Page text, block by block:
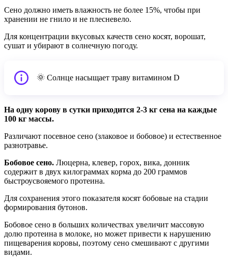
Сено должно иметь влажность не более 15%, чтобы при
хранении не гнило и не плесневело.
Для концентрации вкусовых качеств сено косят, ворошат,
сушат и убирают в солнечную погоду.
🌞 Солнце насыщает траву витамином D
На одну корову в сутки приходится 2-3 кг сена на каждые
100 кг массы.
Различают посевное сено (злаковое и бобовое) и естественное
разнотравье.
Бобовое сено. Люцерна, клевер, горох, вика, донник
содержит в двух килограммах корма до 200 граммов
быстроусвояемого протеина.
Для сохранения этого показателя косят бобовые на стадии
формирования бутонов.
Бобовое сено в больших количествах увеличит массовую
долю протеина в молоке, но может привести к нарушению
пищеварения коровы, поэтому сено смешивают с другими
видами.